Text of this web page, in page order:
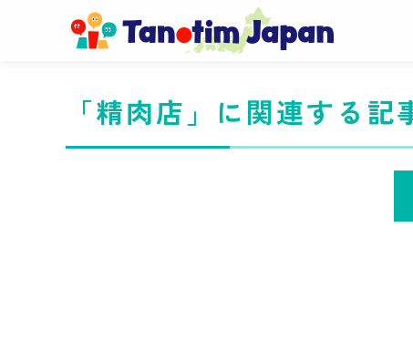
「精肉店」に関連する記